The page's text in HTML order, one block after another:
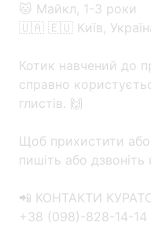
🐱 Майкл, 1-3 роки
🇺🇦 🇪🇺 Київ,
Котик навчений до
справно
глистів. 🙌
Щоб прихистити або
пишіть або
📲 КОНТАКТИ
+38 (098)-828-14-14